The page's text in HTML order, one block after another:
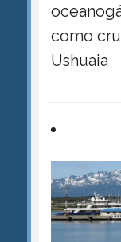
como
Ushuaia